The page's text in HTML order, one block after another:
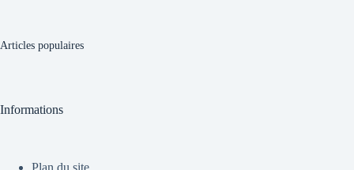
Articles populaires
Informations